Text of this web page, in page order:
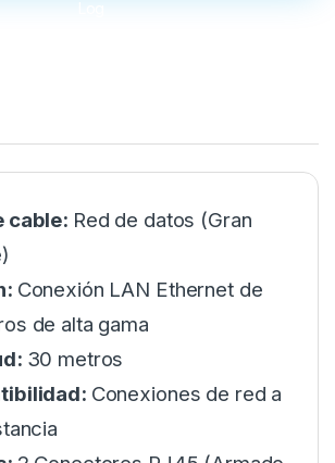
cable: Red de datos (Gran
Conexión LAN Ethernet de
de alta gama
30 metros
Conexiones de red a